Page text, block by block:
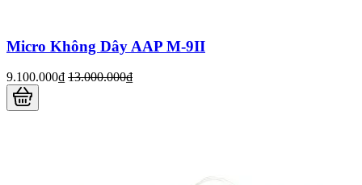
Micro Không Dây AAP M-9II
9.100.000₫ 13.000.000₫